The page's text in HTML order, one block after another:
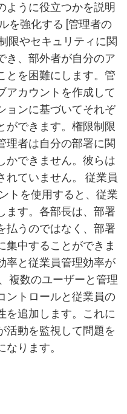
ように役立つかを説明
を強化する [管理者の
限やセキュリティに関
き、部外者が自分のア
とを困難にします。管
アカウントを作成して
ョンに基づいてそれぞ
ができます。権限制限
理者は自分の部署に関
かできません。彼らは
れていません。 従業員
トを使用すると、従業
ます。各部長は、部署
払うのではなく、部署
集中することができま
率と従業員管理効率が
複数のユーザーと管理
ントロールと従業員の
を追加します。これに
活動を監視して問題を
ります。